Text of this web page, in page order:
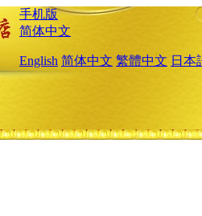
手机版
简体中文
English 简体中文 繁體中文 日本